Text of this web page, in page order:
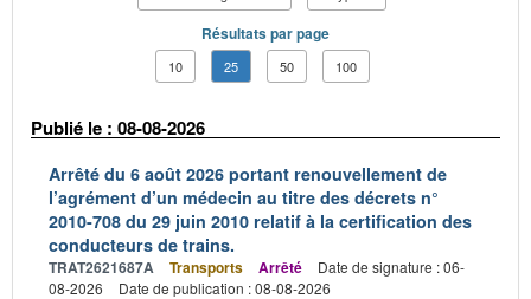
Résultats par page
10 25 50 100
Publié le : 08-08-2026
Arrêté du 6 août 2026 portant renouvellement de
l’agrément d’un médecin au titre des décrets n°
2010-708 du 29 juin 2010 relatif à la certification des
conducteurs de trains.
TRAT2621687A Transports Arrêté
Date de signature : 06-
08-2026
Date de publication : 08-08-2026